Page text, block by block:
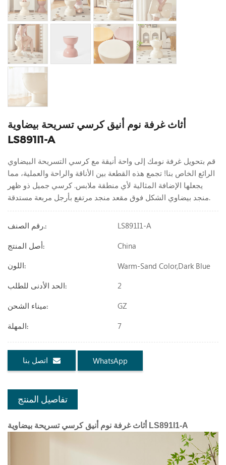
أثاث غرفة نوم أنيق كرسي تسريحة بيضاوية
LS891I1-A
قم بتحويل غرفة نومك إلى واحة أنيقة مع كرسي التسريحة البيضاوي
الرائع الخاص بنا! تجمع هذه القطعة بين الأناقة والراحة والعملية، مما
يجعلها الإضافة المثالية لأي منطقة ملابس. كرسي جميل ذو ظهر
منجد بيضاوي الشكل فوق مقعد منجد مرتفع بأرجل مربعة مستدقة.
رقم الصنف.: LS891I1-A
أصل المنتج: China
اللون: Warm-Sand Color,dark Blue
الحد الأدنى للطلب: 2
ميناء الشحن: GZ
المهلة: 7
اتصل بنا WhatsApp
تفاصيل المنتج
أثاث غرفة نوم أنيق كرسي تسريحة بيضاوية LS891I1-A